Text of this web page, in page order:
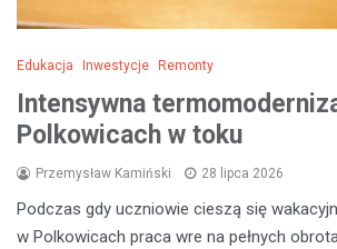
Edukacja Inwestycje Remonty
Intensywna
Polkowicach w toku
Przemysław Kamiński 28 lipca 2026
Podczas gdy uczniowie cieszą się
w Polkowicach praca wre na pełnych